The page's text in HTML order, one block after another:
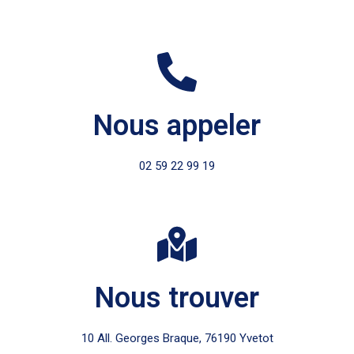
Nous appeler
02 59 22 99 19
Nous trouver
10 All. Georges Braque, 76190 Yvetot